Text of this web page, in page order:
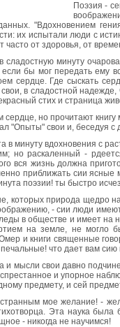
Поэзия -
"Вдохновением
их испытали люди с
часто от здоровья, от
сладостную минуту
если бы мог передать ему
сердце. Где сыскать
в сладостной
стих и страница
сердце, но прочитают
"Опыты" свои и, беседуя
в минуту вдохновения с
но раскаленный -
вся жизнь должна
приближать сии ясные
поэзии! ты быстро
которых природа щедро
- сии люди
в обществе и имеет на
на земле, не могло
и книги священные
что дает вам сию
и мысли свои давно
и упорное
предмету, и сей
мое желание! -
Эта наука
- никогда не научимся!